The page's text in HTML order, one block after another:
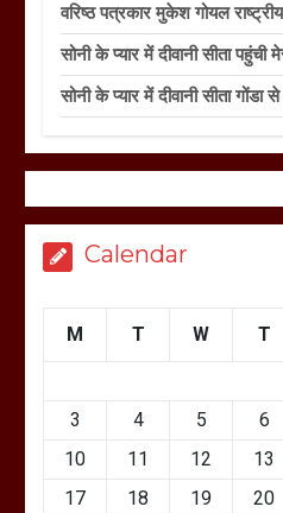
वरिष्ठ पत्रकार मुकेश गोयल
सोनी के प्यार में दीवानी सीता पहुंची
सोनी के प्यार में दीवानी सीता
Calendar
M T W T
3
4 5 6
10
11 12 13
17
18 19 20